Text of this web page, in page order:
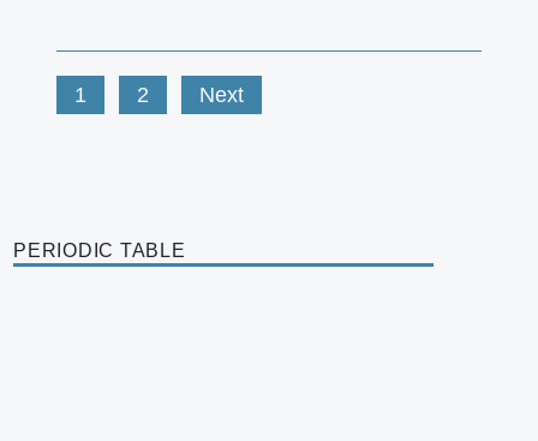
1 2 Next
PERIODIC TABLE